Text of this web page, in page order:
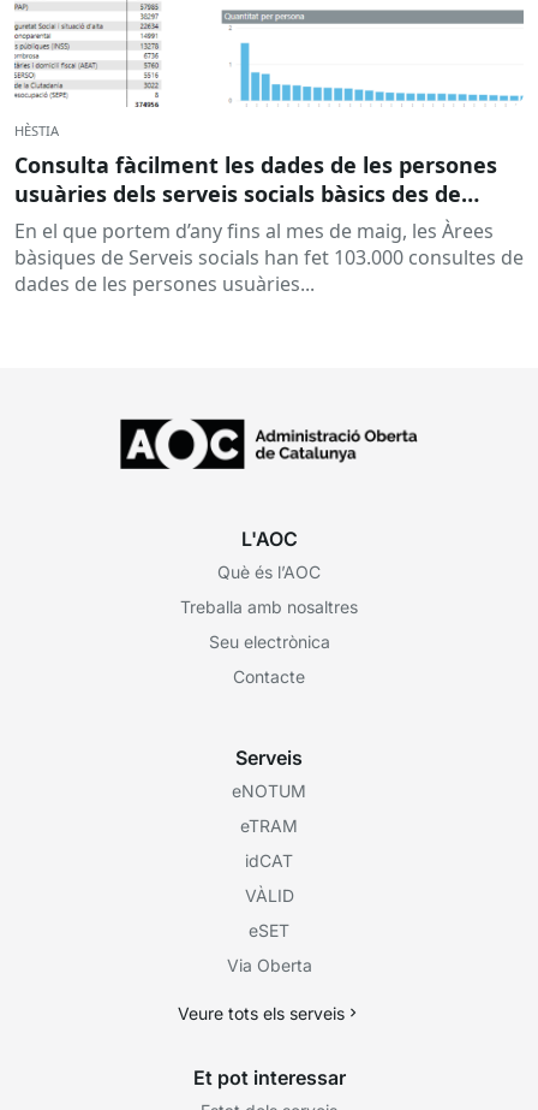
HÈSTIA
Consulta fàcilment les dades de les persones
usuàries dels serveis socials bàsics des de
l’Hèstia
En el que portem d’any fins al mes de maig, les Àrees
bàsiques de Serveis socials han fet 103.000 consultes de
dades de les persones usuàries...
L'AOC
Què és l’AOC
Treballa amb nosaltres
Seu electrònica
Contacte
Serveis
eNOTUM
eTRAM
idCAT
VÀLID
eSET
Via Oberta
Veure tots els serveis
Et pot interessar